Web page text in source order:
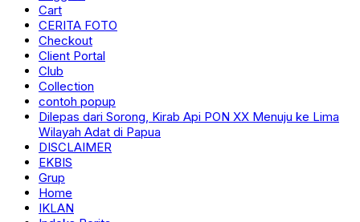
Cart
CERITA FOTO
Checkout
Client Portal
Club
Collection
contoh popup
Dilepas dari Sorong, Kirab Api PON XX Menuju ke Lima
Wilayah Adat di Papua
DISCLAIMER
EKBIS
Grup
Home
IKLAN